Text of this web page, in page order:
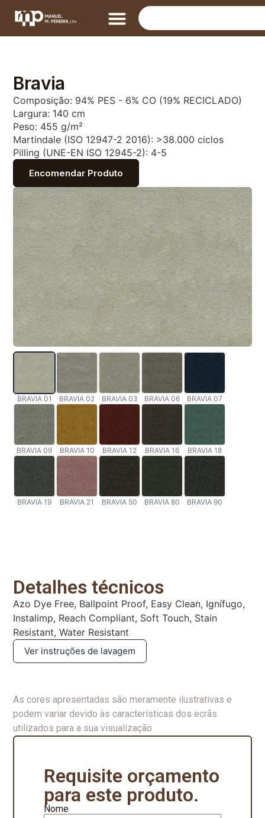
BRAVIA 01 BRAVIA 02 BRAVIA 03 BRAVIA 06 BRAVIA 07
BRAVIA 09 BRAVIA 10 BRAVIA 12 BRAVIA 16 BRAVIA 18
BRAVIA 19 BRAVIA 21 BRAVIA 50 BRAVIA 80 BRAVIA 90
Bravia
Composição: 94% PES - 6% CO (19% RECICLADO)
Largura: 140 cm
Peso: 455 g/m²
Martindale (ISO 12947-2 2016): >38.000 ciclos
Pilling (UNE-EN ISO 12945-2): 4-5
Encomendar Produto
Detalhes técnicos
Azo Dye Free, Ballpoint Proof, Easy Clean, Ignífugo,
Instalimp, Reach Compliant, Soft Touch, Stain
Resistant, Water Resistant
Ver instruções de lavagem
As cores apresentadas são meramente ilustrativas e
podem variar devido às características dos ecrãs
utilizados para a sua visualização
Requisite orçamento
para este produto.
Nome